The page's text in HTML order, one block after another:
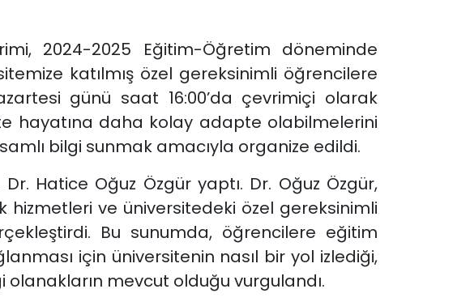
2024-2025 Eğitim-Öğretim döneminde
katılmış özel gereksinimli öğrencilere
günü saat 16:00’da çevrimiçi olarak
hayatına daha kolay adapte olabilmelerini
bilgi sunmak amacıyla organize edildi.
Dr. Hatice Oğuz Özgür yaptı. Dr. Oğuz Özgür,
hizmetleri ve üniversitedeki özel gereksinimli
Bu sunumda, öğrencilere eğitim
için üniversitenin nasıl bir yol izlediği,
mevcut olduğu vurgulandı.